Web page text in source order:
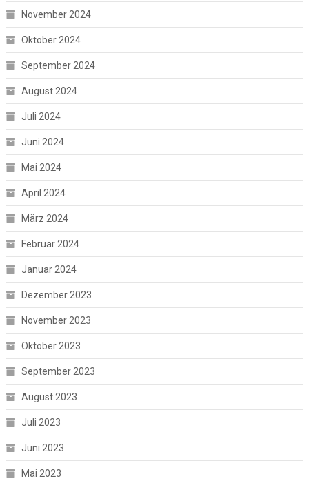
November 2024
Oktober 2024
September 2024
August 2024
Juli 2024
Juni 2024
Mai 2024
April 2024
März 2024
Februar 2024
Januar 2024
Dezember 2023
November 2023
Oktober 2023
September 2023
August 2023
Juli 2023
Juni 2023
Mai 2023